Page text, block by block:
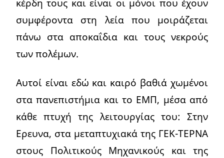
κέρδη τους και είναι οι μόνοι που έχουν
συμφέροντα στη λεία που μοιράζεται
πάνω στα αποκαΐδια και τους νεκρούς
των πολέμων.
Αυτοί είναι εδώ και καιρό βαθιά χωμένοι
στα πανεπιστήμια και το ΕΜΠ, μέσα από
κάθε πτυχή της λειτουργίας του: Στην
Ερευνα, στα μεταπτυχιακά της ΓΕΚ-ΤΕΡΝΑ
στους Πολιτικούς Μηχανικούς και της